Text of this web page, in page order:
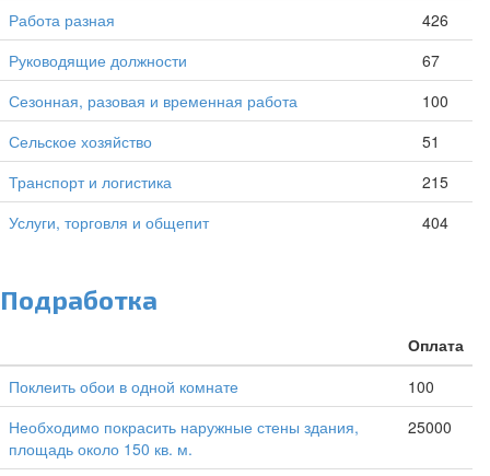
Работа разная
426
Руководящие должности
67
Сезонная, разовая и временная работа
100
Сельское хозяйство
51
Транспорт и логистика
215
Услуги, торговля и общепит
404
Подработка
Оплата
Поклеить обои в одной комнате
100
Необходимо покрасить наружные стены здания,
площадь около 150 кв. м.
25000